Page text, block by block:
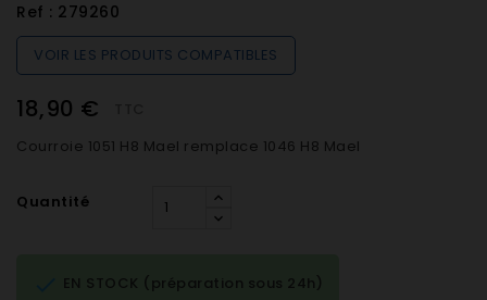
Ref : 279260
VOIR LES PRODUITS COMPATIBLES
18,90 €
Courroie 1051 H8 Mael remplace 1046 H8 Mael
Quantité
EN STOCK (préparation sous 24h)